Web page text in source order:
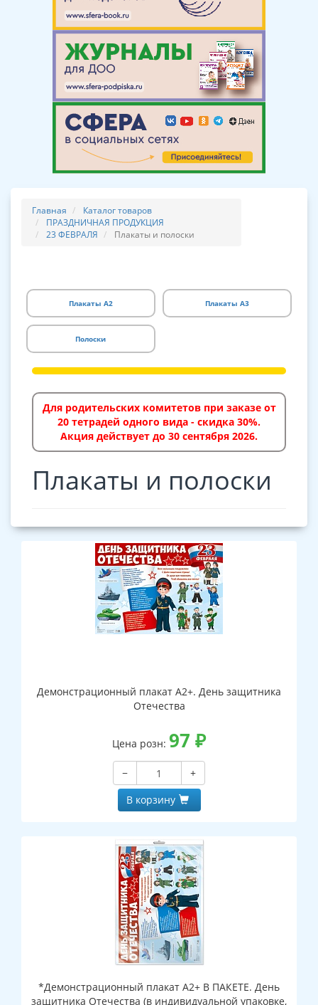
Главная
Каталог товаров
ПРАЗДНИЧНАЯ ПРОДУКЦИЯ
23 ФЕВРАЛЯ
Плакаты и полоски
Плакаты А2 Плакаты А3
Полоски
Для родительских комитетов при заказе от
20 тетрадей одного вида - скидка 30%.
Акция действует до 30 сентября 2026.
Плакаты и полоски
Демонстрационный плакат А2+. День защитника
Отечества
Цена розн: 97 ₽
−
+
В корзину
*Демонстрационный плакат А2+ В ПАКЕТЕ. День
защитника Отечества (в индивидуальной упаковке,